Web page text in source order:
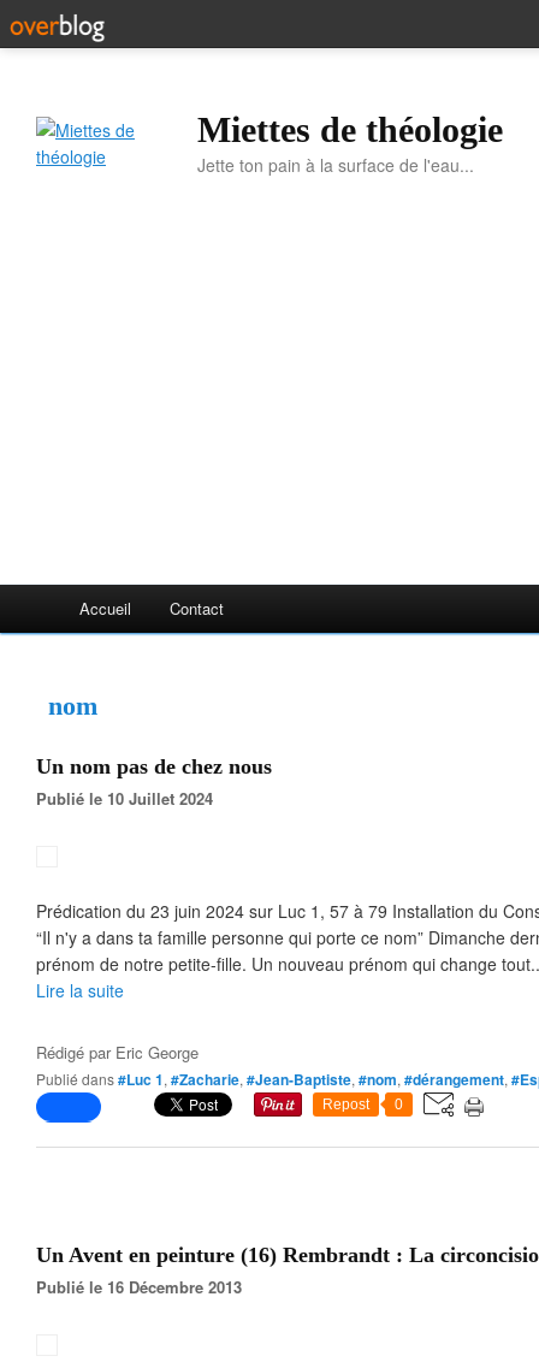
Miettes de théologie
Jette ton pain à la surface de l'eau...
Accueil Contact
nom
Un nom pas de chez nous
Publié le 10 Juillet 2024
Prédication du 23 juin 2024 sur Luc 1, 57 à 79 Installation du
“Il n'y a dans ta famille personne qui porte ce nom” Dimanche
prénom de notre petite-fille. Un nouveau prénom qui change
Lire la suite
Rédigé par Eric George
Publié dans#Luc 1, #Zacharie, #Jean-Baptiste, #nom, #dérangement,
Repost 0
Un Avent en peinture (16) Rembrandt : La
Publié le 16 Décembre 2013